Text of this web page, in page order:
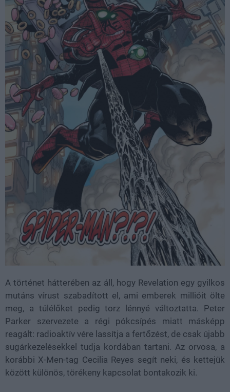
A történet hátterében az áll, hogy Revelation egy gyilkos
mutáns vírust szabadított el, ami emberek millióit ölte
meg, a túlélőket pedig torz lénnyé változtatta. Peter
Parker szervezete a régi pókcsípés miatt másképp
reagált: radioaktív vére lassítja a fertőzést, de csak újabb
sugárkezelésekkel tudja kordában tartani. Az orvosa, a
korábbi X-Men-tag Cecilia Reyes segít neki, és kettejük
között különös, törékeny kapcsolat bontakozik ki.